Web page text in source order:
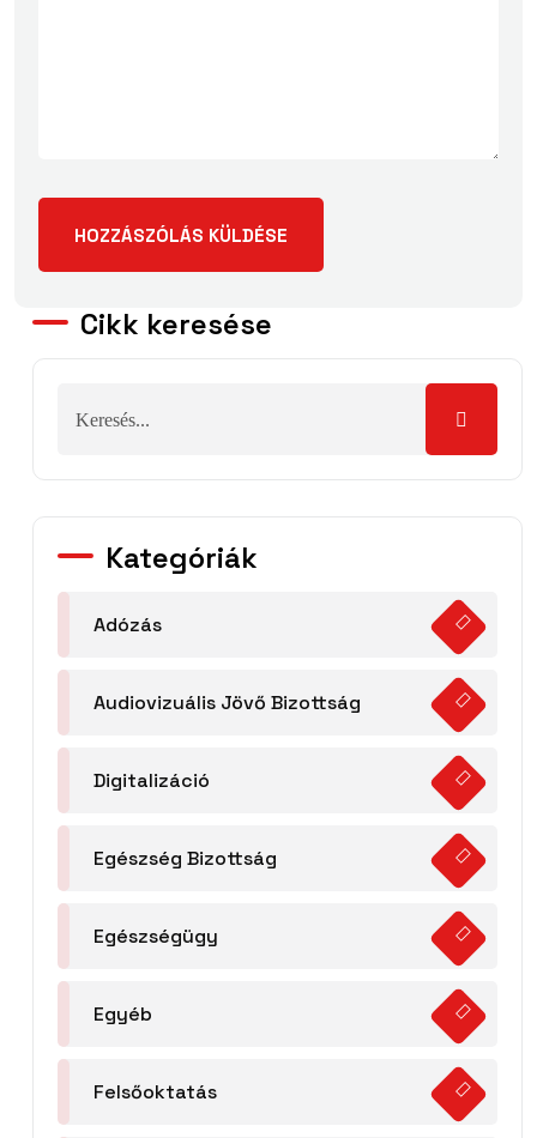
Cikk keresése
Kategóriák
Adózás
Audiovizuális Jövő Bizottság
Digitalizáció
Egészség Bizottság
Egészségügy
Egyéb
Felsőoktatás